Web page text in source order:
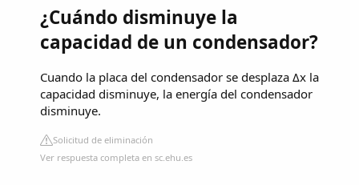
¿Cuándo disminuye la
capacidad de un condensador?
Cuando la placa del condensador se desplaza Δx la
capacidad disminuye, la energía del condensador
disminuye.
Solicitud de eliminación
Ver respuesta completa en sc.ehu.es